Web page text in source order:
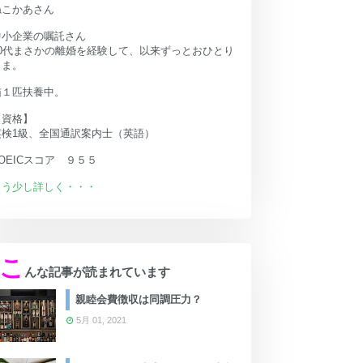
かあさん
企業の嘱託さん
代まさかの離婚を経験して、以来ずっとおひとり
。
匹扶養中。
格】
1級、全国通訳案内士（英語）
スコア ９５５
少し詳しく・・・
こ んな記事が読まれています
親睦会費徴収は同調圧力？
5月 01, 2021